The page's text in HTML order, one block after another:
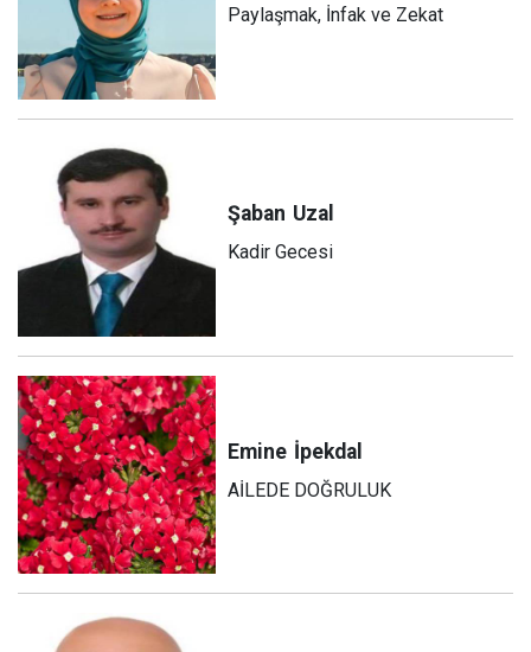
Paylaşmak, İnfak ve Zekat
Şaban Uzal
Kadir Gecesi
Emine İpekdal
AİLEDE DOĞRULUK